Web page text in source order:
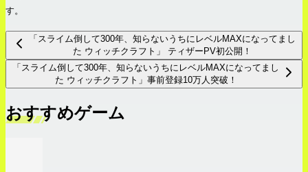
す。
「スライム倒して300年、知らないうちにレベルMAXになってまし
た ウィッチクラフト」 ティザーPV初公開！
「スライム倒して300年、知らないうちにレベルMAXになってまし
た ウィッチクラフト」事前登録10万人突破！
おすすめゲーム